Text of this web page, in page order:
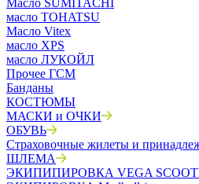
Масло SUMITACHI
масло TOHATSU
Масло Vitex
масло XPS
масло ЛУКОЙЛ
Прочее ГСМ
Банданы
КОСТЮМЫ
МАСКИ и ОЧКИ
ОБУВЬ
Страховочные жилеты и
ШЛЕМА
ЭКИПИПИРОВКА VEGA